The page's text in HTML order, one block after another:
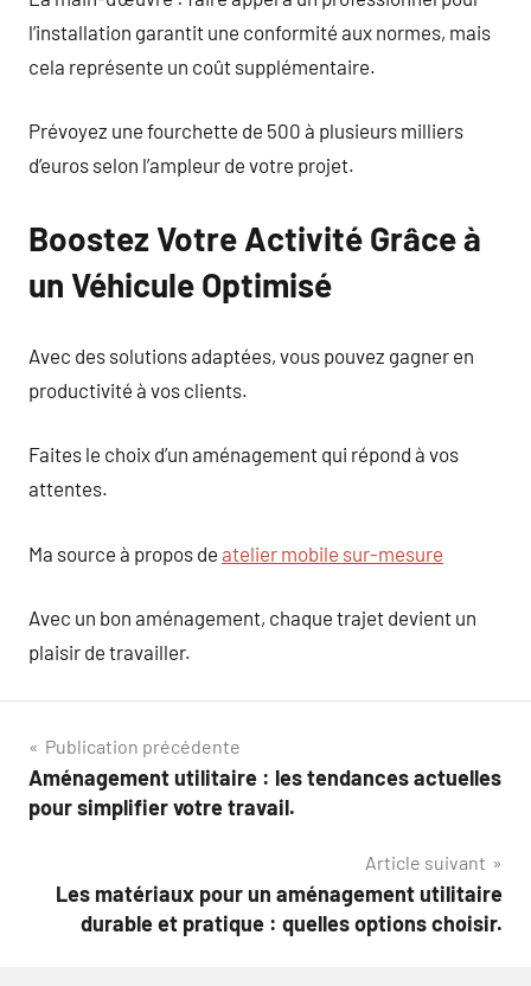
l’installation garantit une conformité aux normes, mais
cela représente un coût supplémentaire.
Prévoyez une fourchette de 500 à plusieurs milliers
d’euros selon l’ampleur de votre projet.
Boostez Votre Activité Grâce à
un Véhicule Optimisé
Avec des solutions adaptées, vous pouvez gagner en
productivité à vos clients.
Faites le choix d’un aménagement qui répond à vos
attentes.
Ma source à propos de atelier mobile sur-mesure
Avec un bon aménagement, chaque trajet devient un
plaisir de travailler.
Navigation
de
Publication précédente
Aménagement utilitaire : les tendances actuelles
pour simplifier votre travail.
Article suivant
Les matériaux pour un aménagement utilitaire
durable et pratique : quelles options choisir.